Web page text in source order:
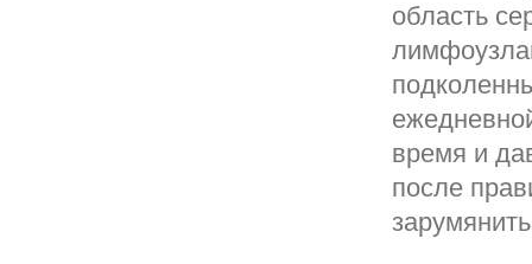
область
время и
после